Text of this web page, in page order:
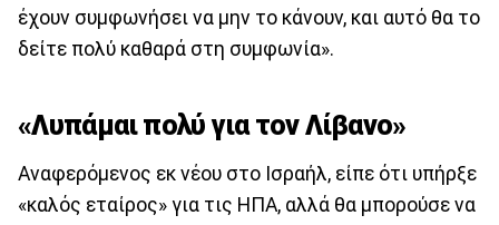
έχουν συμφωνήσει να μην το κάνουν, και αυτό θα το
δείτε πολύ καθαρά στη συμφωνία».
«Λυπάμαι πολύ για τον Λίβανο»
Αναφερόμενος εκ νέου στο Ισραήλ, είπε ότι υπήρξε
«καλός εταίρος» για τις ΗΠΑ, αλλά θα μπορούσε να